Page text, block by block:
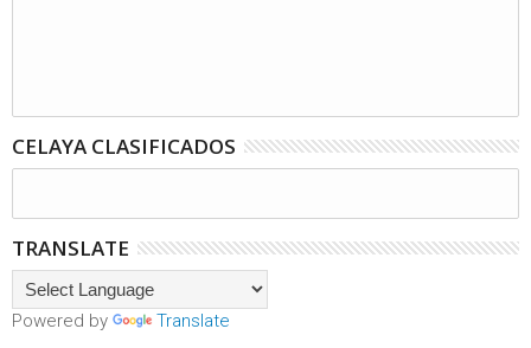
CELAYA CLASIFICADOS
TRANSLATE
Powered by Translate